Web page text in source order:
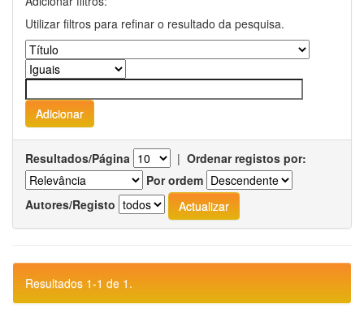
Utilizar filtros para refinar o resultado da pesquisa.
Resultados/Página | Ordenar registos por:
Por ordem
Autores/Registo
Resultados 1-1 de 1.